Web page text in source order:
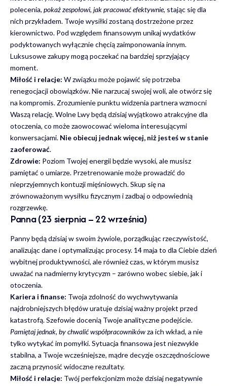
polecenia, pokaż zespołowi, jak pracować efektywnie, stając się dla
nich przykładem. Twoje wysiłki zostaną dostrzeżone przez
kierownictwo. Pod względem finansowym unikaj wydatków
podyktowanych wyłącznie chęcią zaimponowania innym.
Luksusowe zakupy mogą poczekać na bardziej sprzyjający
moment.
Miłość i relacje: W związku może pojawić się potrzeba
renegocjacji obowiązków. Nie narzucaj swojej woli, ale otwórz się
na kompromis. Zrozumienie punktu widzenia partnera wzmocni
Waszą relację. Wolne Lwy będą dzisiaj wyjątkowo atrakcyjne dla
otoczenia, co może zaowocować wieloma interesującymi
konwersacjami. Nie obiecuj jednak więcej, niż jesteś w stanie
zaoferować.
Zdrowie: Poziom Twojej energii będzie wysoki, ale musisz
pamiętać o umiarze. Przetrenowanie może prowadzić do
nieprzyjemnych kontuzji mięśniowych. Skup się na
zrównoważonym wysiłku fizycznym i zadbaj o odpowiednią
rozgrzewkę.
Panna (23 sierpnia – 22 września)
Panny będą dzisiaj w swoim żywiole, porządkując rzeczywistość,
analizując dane i optymalizując procesy. 14 maja to dla Ciebie dzień
wybitnej produktywności, ale również czas, w którym musisz
uważać na nadmierny krytycyzm – zarówno wobec siebie, jak i
otoczenia.
Kariera i finanse: Twoja zdolność do wychwytywania
najdrobniejszych błędów uratuje dzisiaj ważny projekt przed
katastrofą. Szefowie docenią Twoje analityczne podejście.
Pamiętaj jednak, by chwalić współpracownikówza ich wkład, a nie
tylko wytykać im pomyłki. Sytuacja finansowa jest niezwykle
stabilna, a Twoje wcześniejsze, mądre decyzje oszczędnościowe
zaczną przynosić widoczne rezultaty.
Miłość i relacje: Twój perfekcjonizm może dzisiaj negatywnie